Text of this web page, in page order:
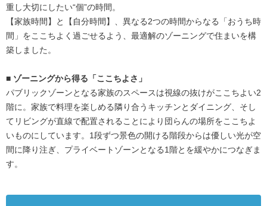
重し大切にしたい“個”の時間。
【家族時間】と【自分時間】、異なる2つの時間からなる「おうち時
間」をここちよく過ごせるよう、最適解のゾーニングで住まいを構
築しました。
■ ゾーニングから得る「ここちよさ」
パブリックゾーンとなる家族のスペースは視線の抜けがここちよい2
階に。家族で料理を楽しめる隣り合うキッチンとダイニング、そし
てリビングが直線で配置されることにより団らんの場所をここちよ
いものにしています。1段ずつ景色の開ける階段からは優しい光が空
間に降り注ぎ、プライベートゾーンとなる1階とを緩やかにつなぎま
す。